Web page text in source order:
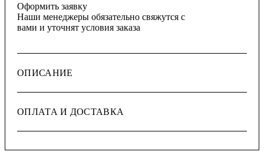
Оформить заявку
Наши менеджеры обязательно свяжутся с
вами и уточнят условия заказа
ОПИСАНИЕ
ОПЛАТА И ДОСТАВКА